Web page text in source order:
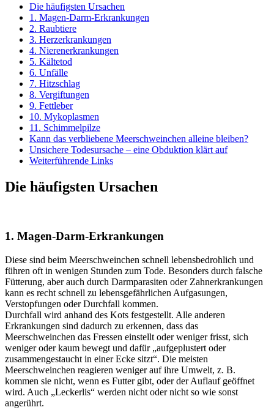
Die häufigsten Ursachen
1. Magen-Darm-Erkrankungen
2. Raubtiere
3. Herzerkrankungen
4. Nierenerkrankungen
5. Kältetod
6. Unfälle
7. Hitzschlag
8. Vergiftungen
9. Fettleber
10. Mykoplasmen
11. Schimmelpilze
Kann das verbliebene Meerschweinchen alleine bleiben?
Unsichere Todesursache – eine Obduktion klärt auf
Weiterführende Links
Die häufigsten Ursachen
1. Magen-Darm-Erkrankungen
Diese sind beim Meerschweinchen schnell lebensbedrohlich und
führen oft in wenigen Stunden zum Tode. Besonders durch falsche
Fütterung, aber auch durch Darmparasiten oder Zahnerkrankungen
kann es recht schnell zu lebensgefährlichen Aufgasungen,
Verstopfungen oder Durchfall kommen.
Durchfall wird anhand des Kots festgestellt. Alle anderen
Erkrankungen sind dadurch zu erkennen, dass das
Meerschweinchen das Fressen einstellt oder weniger frisst, sich
weniger oder kaum bewegt und dafür „aufgeplustert oder
zusammengestaucht in einer Ecke sitzt“. Die meisten
Meerschweinchen reagieren weniger auf ihre Umwelt, z. B.
kommen sie nicht, wenn es Futter gibt, oder der Auflauf geöffnet
wird. Auch „Leckerlis“ werden nicht oder nicht so wie sonst
angerührt.